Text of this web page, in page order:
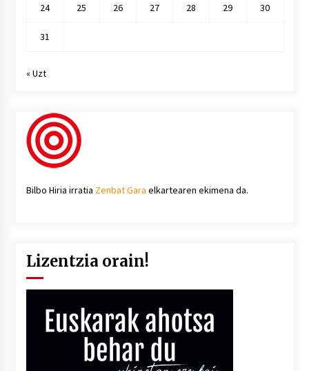
24 25 26 27 28 29 30
31
« Uzt
Bilbo Hiria irratia Zenbat Gara elkartearen ekimena da.
Lizentzia orain!